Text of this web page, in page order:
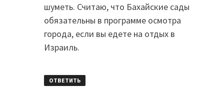
шуметь. Считаю, что Бахайские сады
обязательны в программе осмотра
города, если вы едете на отдых в
Израиль.
ОТВЕТИТЬ